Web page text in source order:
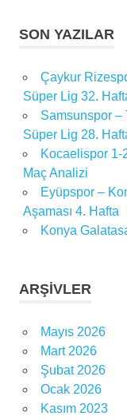
SON YAZILAR
Çaykur
Süper Lig 32.
Samsunspor –
Süper Lig 28.
Kocaelispor 1-
Maç Analizi
Eyüpspor –
Aşaması 4. Hafta
Konya
ARŞIVLER
Mayıs 2026
Mart 2026
Şubat 2026
Ocak 2026
Kasım 2023